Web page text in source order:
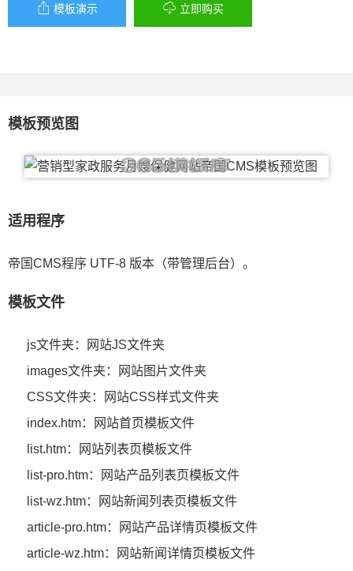
 模板演示  立即购买
模板预览图
适用程序
帝国CMS程序 UTF-8 版本（带管理后台）。
模板文件
js文件夹：网站JS文件夹
images文件夹：网站图片文件夹
CSS文件夹：网站CSS样式文件夹
index.htm：网站首页模板文件
list.htm：网站列表页模板文件
list-pro.htm：网站产品列表页模板文件
list-wz.htm：网站新闻列表页模板文件
article-pro.htm：网站产品详情页模板文件
article-wz.htm：网站新闻详情页模板文件